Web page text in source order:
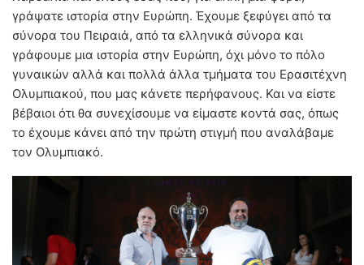
γράψατε ιστορία στην Ευρώπη. Έχουμε ξεφύγει από τα
σύνορα του Πειραιά, από τα ελληνικά σύνορα και
γράφουμε μια ιστορία στην Ευρώπη, όχι μόνο το πόλο
γυναικών αλλά και πολλά άλλα τμήματα του Ερασιτέχνη
Ολυμπιακού, που μας κάνετε περήφανους. Και να είστε
βέβαιοι ότι θα συνεχίσουμε να είμαστε κοντά σας, όπως
το έχουμε κάνει από την πρώτη στιγμή που αναλάβαμε
τον Ολυμπιακό.